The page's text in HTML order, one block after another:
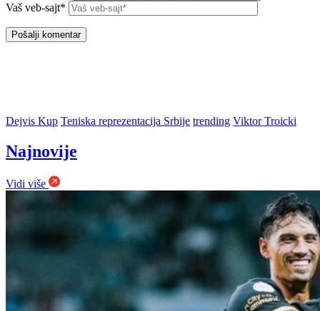
Vaš veb-sajt*
Dejvis Kup Teniska reprezentacija Srbije trending Viktor Troicki
Najnovije
Vidi više